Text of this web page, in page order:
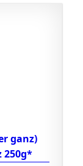
ganz)
250g*